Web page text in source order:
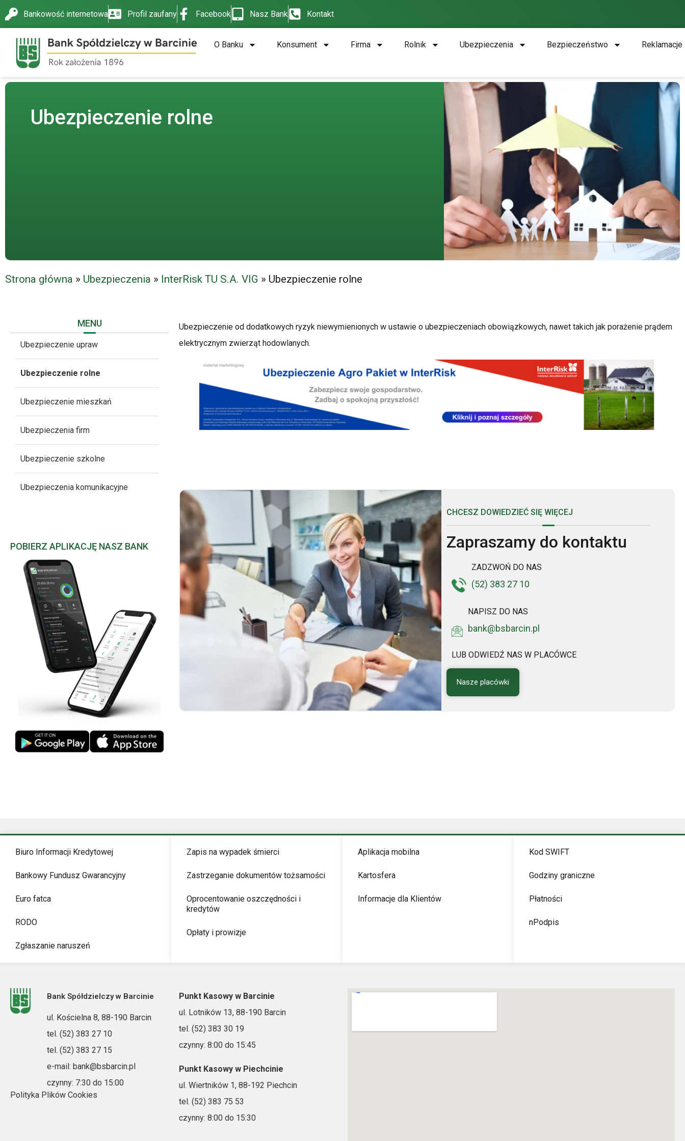
treści
Bankowość internetowa Profil zaufany Facebook Nasz Bank Kontakt
O Banku Konsument Firma Rolnik Ubezpieczenia Bezpieczeństwo Reklamacje
Ubezpieczenie rolne
Strona główna » Ubezpieczenia » InterRisk TU S.A. VIG » Ubezpieczenie rolne
MENU
Ubezpieczenie upraw
Ubezpieczenie rolne
Ubezpieczenie mieszkań
Ubezpieczenia firm
Ubezpieczenie szkolne
Ubezpieczenia komunikacyjne
POBIERZ APLIKACJĘ NASZ BANK
Ubezpieczenie od dodatkowych ryzyk niewymienionych w ustawie o ubezpieczeniach obowiązkowych, nawet takich jak porażenie prądem
elektrycznym zwierząt hodowlanych.
CHCESZ DOWIEDZIEĆ SIĘ WIĘCEJ
Zapraszamy do kontaktu
ZADZWOŃ DO NAS
(52) 383 27 10
NAPISZ DO NAS
bank@bsbarcin.pl
LUB ODWIEDŹ NAS W PLACÓWCE
Nasze placówki
Biuro Informacji Kredytowej
Bankowy Fundusz Gwarancyjny
Euro fatca
RODO
Zgłaszanie naruszeń
Zapis na wypadek śmierci
Zastrzeganie dokumentów tożsamości
Oprocentowanie oszczędności i
kredytów
Opłaty i prowizje
Aplikacja mobilna
Kartosfera
Informacje dla Klientów
Kod SWIFT
Godziny graniczne
Płatności
nPodpis
Bank Spółdzielczy w Barcinie
ul. Kościelna 8, 88-190 Barcin
tel. (52) 383 27 10
tel. (52) 383 27 15
e-mail: bank@bsbarcin.pl
czynny: 7:30 do 15:00
Polityka Plików Cookies
Punkt Kasowy w Barcinie
ul. Lotników 13, 88-190 Barcin
tel. (52) 383 30 19
czynny: 8:00 do 15:45
Punkt Kasowy w Piechcinie
ul. Wiertników 1, 88-192 Piechcin
tel. (52) 383 75 53
czynny: 8:00 do 15:30